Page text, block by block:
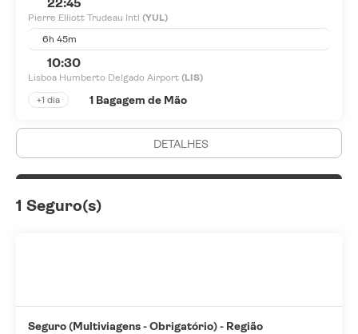
22:45
Pierre Elliott Trudeau Intl (YUL)
6h 45m
10:30
Lisboa Humberto Delgado Airport (LIS)
+1 dia
1 Bagagem de Mão
DETALHES
1 Seguro(s)
Seguro (Multiviagens - Obrigatório) - Região